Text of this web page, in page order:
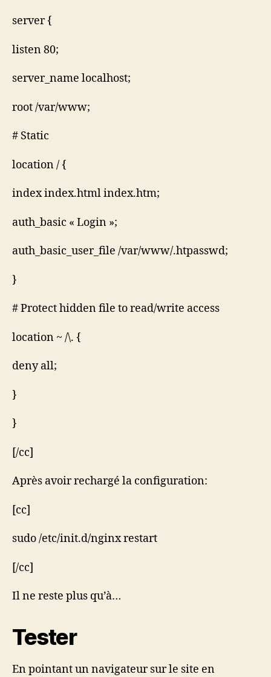
server {
listen 80;
server_name localhost;
root /var/www;
# Static
location / {
index index.html index.htm;
auth_basic « Login »;
auth_basic_user_file /var/www/.htpasswd;
}
# Protect hidden file to read/write access
location ~ /\. {
deny all;
}
}
[/cc]
Après avoir rechargé la configuration:
[cc]
sudo /etc/init.d/nginx restart
[/cc]
Il ne reste plus qu’à…
Tester
En pointant un navigateur sur le site en